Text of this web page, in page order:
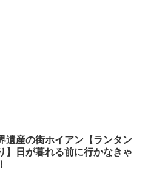
遺産の街ホイアン【ランタン
】日が暮れる前に行かなきゃ